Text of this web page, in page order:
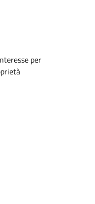
per